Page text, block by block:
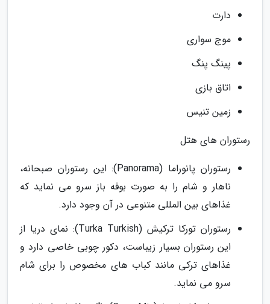
دارت
موج سواری
پینگ پنگ
اتاق بازی
زمین تنیس
رستوران های هتل
رستوران پانوراما (Panorama): این رستوران صبحانه،
ناهار و شام را به صورت بوفه باز سرو می نماید که
غذاهای بین المللی متنوعی در آن وجود دارد.
رستوران تورکا ترکیش (Turka Turkish): نمای دریا از
این رستوران بسیار زیباست، دکور چوبی خاصی دارد و
غذاهای ترکی مانند کباب های مخصوص را برای شام
سرو می نماید.